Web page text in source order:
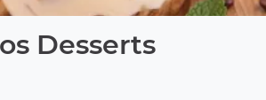
Desserts